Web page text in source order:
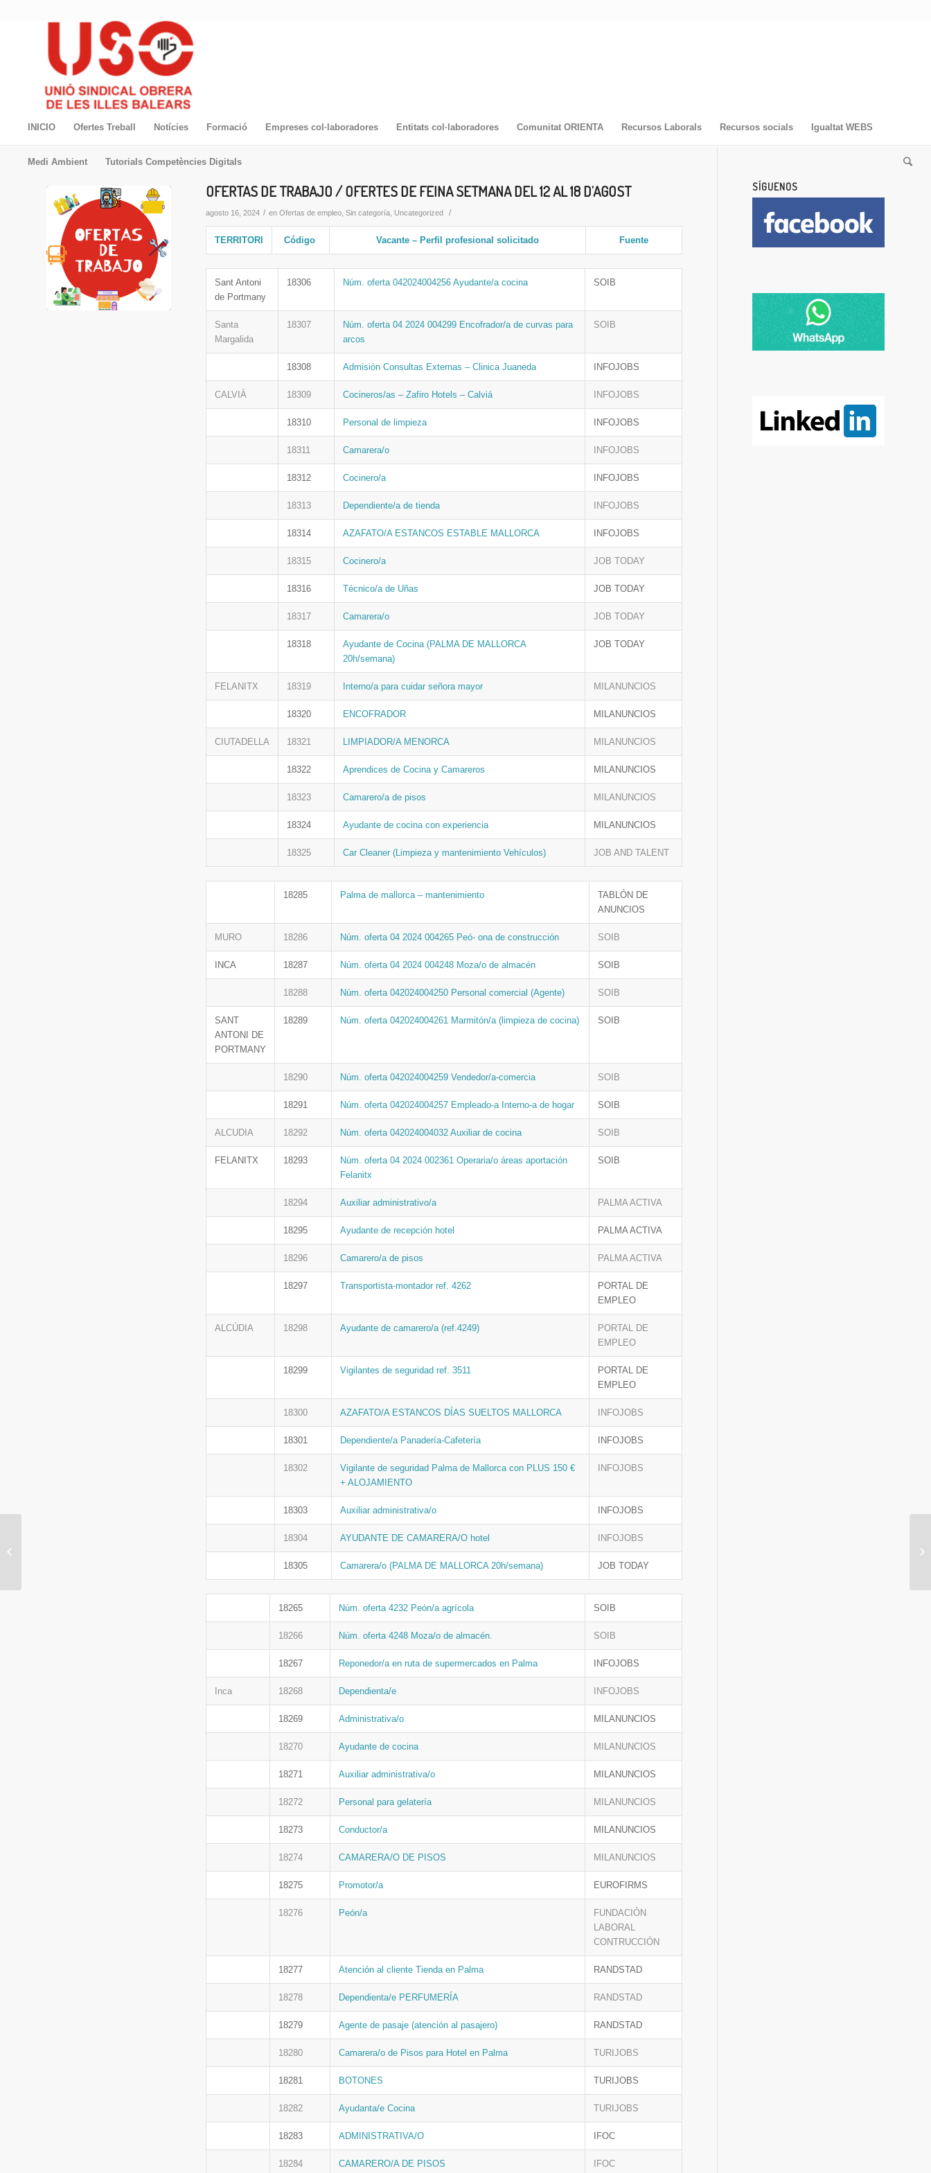
INICIO Ofertes Treball Notícies Formació Empreses col·laboradores Entitats col·laboradores Comunitat ORIENTA Recursos Laborals Recursos socials Igualtat WEBS
Medi Ambient Tutorials Competències Digitals
OFERTAS DE TRABAJO / OFERTES DE FEINA SETMANA DEL 12 AL 18 D’AGOST
agosto 16, 2024 / en Ofertas de empleo Sin categoría Uncategorized /
TERRITORI Código Vacante – Perfil profesional solicitado Fuente
Sant Antoni
de Portmany
18306 Núm. oferta 042024004256 Ayudante/a cocina SOIB
Santa
Margalida
18307
Núm. oferta 04 2024 004299 Encofrador/a de curvas para
arcos
SOIB
18308 Admisión Consultas Externas – Clinica Juaneda INFOJOBS
CALVIÀ 18309 Cocineros/as – Zafiro Hotels – Calviá INFOJOBS
18310 Personal de limpieza INFOJOBS
18311 Camarera/o INFOJOBS
18312 Cocinero/a INFOJOBS
18313 Dependiente/a de tienda INFOJOBS
18314 AZAFATO/A ESTANCOS ESTABLE MALLORCA INFOJOBS
18315 Cocinero/a JOB TODAY
18316 Técnico/a de Uñas JOB TODAY
18317 Camarera/o JOB TODAY
18318
Ayudante de Cocina (PALMA DE MALLORCA
20h/semana)
JOB TODAY
FELANITX 18319 Interno/a para cuidar señora mayor MILANUNCIOS
18320 ENCOFRADOR MILANUNCIOS
CIUTADELLA 18321 LIMPIADOR/A MENORCA MILANUNCIOS
18322 Aprendices de Cocina y Camareros MILANUNCIOS
18323 Camarero/a de pisos MILANUNCIOS
18324 Ayudante de cocina con experiencia MILANUNCIOS
18325 Car Cleaner (Limpieza y mantenimiento Vehículos) JOB AND TALENT
18285 Palma de mallorca – mantenimiento
TABLÓN DE
ANUNCIOS
MURO 18286 Núm. oferta 04 2024 004265 Peó- ona de construcción SOIB
INCA 18287 Núm. oferta 04 2024 004248 Moza/o de almacén SOIB
18288 Núm. oferta 042024004250 Personal comercial (Agente) SOIB
SANT
ANTONI DE
PORTMANY
18289 Núm. oferta 042024004261 Marmitón/a (limpieza de cocina) SOIB
18290 Núm. oferta 042024004259 Vendedor/a-comercia SOIB
18291 Núm. oferta 042024004257 Empleado-a Interno-a de hogar SOIB
ALCUDIA 18292 Núm. oferta 042024004032 Auxiliar de cocina SOIB
FELANITX 18293
Núm. oferta 04 2024 002361 Operaria/o áreas aportación
Felanitx
SOIB
18294 Auxiliar administrativo/a PALMA ACTIVA
18295 Ayudante de recepción hotel PALMA ACTIVA
18296 Camarero/a de pisos PALMA ACTIVA
18297 Transportista-montador ref. 4262
PORTAL DE
EMPLEO
ALCÚDIA 18298 Ayudante de camarero/a (ref.4249)
PORTAL DE
EMPLEO
18299 Vigilantes de seguridad ref. 3511
PORTAL DE
EMPLEO
18300 AZAFATO/A ESTANCOS DÍAS SUELTOS MALLORCA INFOJOBS
18301 Dependiente/a Panadería-Cafetería INFOJOBS
18302
Vigilante de seguridad Palma de Mallorca con PLUS 150 €
+ ALOJAMIENTO
INFOJOBS
18303 Auxiliar administrativa/o INFOJOBS
18304 AYUDANTE DE CAMARERA/O hotel INFOJOBS
18305 Camarera/o (PALMA DE MALLORCA 20h/semana) JOB TODAY
18265 Núm. oferta 4232 Peón/a agrícola SOIB
18266 Núm. oferta 4248 Moza/o de almacén. SOIB
18267 Reponedor/a en ruta de supermercados en Palma INFOJOBS
Inca 18268 Dependienta/e INFOJOBS
18269 Administrativa/o MILANUNCIOS
18270 Ayudante de cocina MILANUNCIOS
18271 Auxiliar administrativa/o MILANUNCIOS
18272 Personal para gelatería MILANUNCIOS
18273 Conductor/a MILANUNCIOS
18274 CAMARERA/O DE PISOS MILANUNCIOS
18275 Promotor/a EUROFIRMS
18276 Peón/a
FUNDACIÓN
LABORAL
CONTRUCCIÓN
18277 Atención al cliente Tienda en Palma RANDSTAD
18278 Dependienta/e PERFUMERÍA RANDSTAD
18279 Agente de pasaje (atención al pasajero) RANDSTAD
18280 Camarera/o de Pisos para Hotel en Palma TURIJOBS
18281 BOTONES TURIJOBS
18282 Ayudanta/e Cocina TURIJOBS
18283 ADMINISTRATIVA/O IFOC
18284 CAMARERO/A DE PISOS IFOC
SÍGUENOS